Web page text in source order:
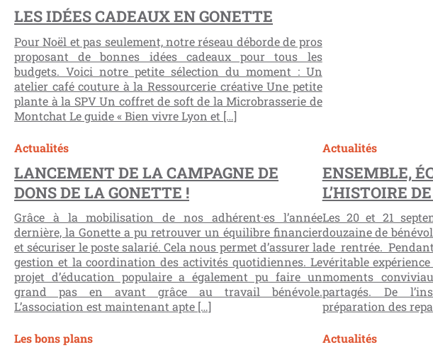
LES IDÉES CADEAUX EN GONETTE
Pour Noël et pas seulement, notre réseau déborde de pros
proposant de bonnes idées cadeaux pour tous les
budgets. Voici notre petite sélection du moment : Un
atelier café couture à la Ressourcerie créative Une petite
plante à la SPV Un coffret de soft de la Microbrasserie de
Montchat Le guide « Bien vivre Lyon et […]
Actualités
LANCEMENT DE LA CAMPAGNE DE
DONS DE LA GONETTE !
Grâce à la mobilisation de nos adhérent·es l’année
dernière, la Gonette a pu retrouver un équilibre financier
et sécuriser le poste salarié. Cela nous permet d’assurer la
gestion et la coordination des activités quotidiennes. Le
projet d’éducation populaire a également pu faire un
grand pas en avant grâce au travail bénévole.
L’association est maintenant apte […]
Actualités
ENSEMBLE,
L’HISTOIRE
Les 20 et 21
douzaine de
de rentrée.
véritable
moments
partagés. De
préparation des
Les bons plans Actualités